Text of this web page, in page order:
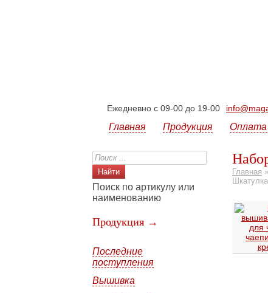
Ежедневно с 09-00 до 19-00
Главная Продукция Оплата
Поиск по артикулу или
наименованию
Продукция →
Последние
поступления
Вышивка
Главная »